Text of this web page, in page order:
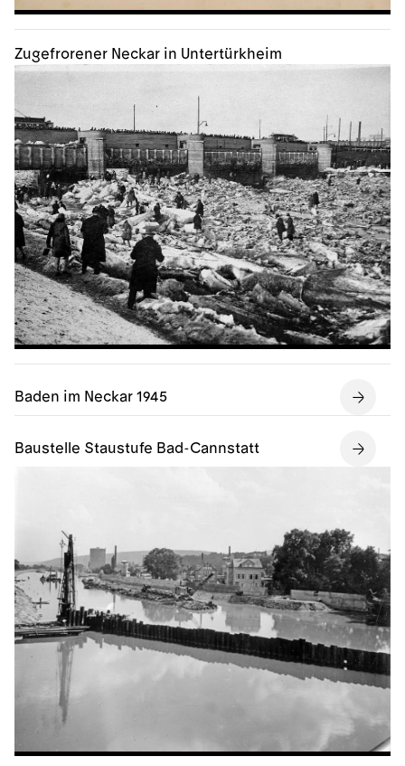
Zugefrorener Neckar in Untertürkheim
Baden im Neckar 1945
Baustelle Staustufe Bad-Cannstatt